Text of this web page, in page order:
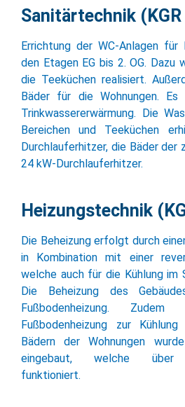
Sanitärtechnik
Errichtung der WC-Anlagen für
den Etagen EG bis 2. OG. Dazu
die Teeküchen realisiert.
Bäder für die Wohnungen.
Trinkwassererwärmung. Die
Bereichen und Teeküchen
Durchlauferhitzer, die Bäder der
24 kW-Durchlauferhitzer.
Heizungstechnik
Die Beheizung erfolgt durch
in Kombination mit einer
welche auch für die Kühlung im
Die Beheizung des
Fußbodenheizung.
Fußbodenheizung zur
Bädern der Wohnungen
eingebaut, welche über
funktioniert.